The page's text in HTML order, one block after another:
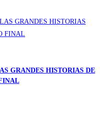
GRANDES HISTORIAS DE